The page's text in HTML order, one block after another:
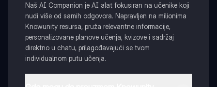
Naš AI Companion je AI alat fokusiran na učenike koji
nudi više od samih odgovora. Napravljen na milionima
Knowunity resursa, pruža relevantne informacije,
personalizovane planove učenja, kvizove i sadržaj
direktno u chatu, prilagođavajući se tvom
individualnom putu učenja.